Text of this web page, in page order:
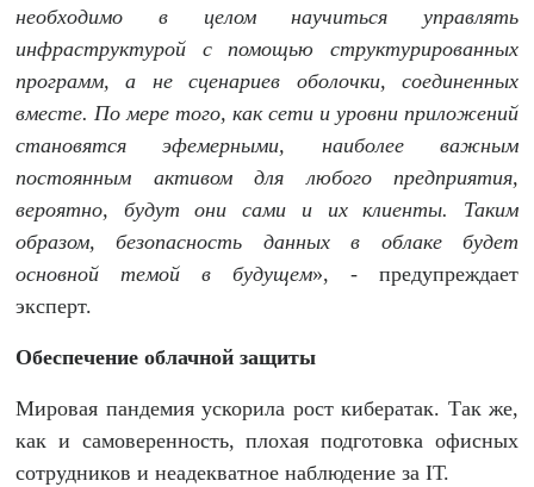
необходимо в целом научиться управлять
инфраструктурой с помощью структурированных
программ, а не сценариев оболочки, соединенных
вместе. По мере того, как сети и уровни приложений
становятся эфемерными, наиболее важным
постоянным активом для любого предприятия,
вероятно, будут
они сами и их клиенты. Таким
образом, безопасность данных в облаке будет
основной темой в будущем», - предупреждает
эксперт.
Обеспечение облачной защиты
Мировая пандемия ускорила рост кибератак. Так же,
как и самоверенность, плохая подготовка офисных
сотрудников и неадекватное наблюдение за IТ.